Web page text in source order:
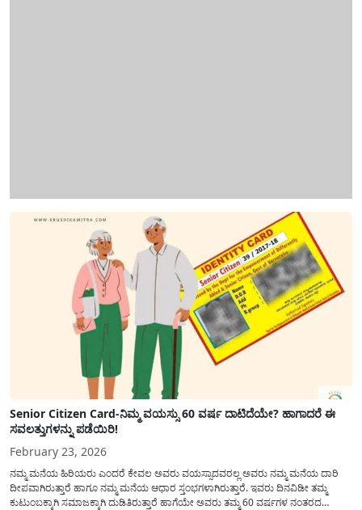
Senior Citizen Card-ನಿಮ್ಮ ವಯಸ್ಸು 60 ವರ್ಷ ದಾಟಿದೆಯೇ? ಹಾಗಾದರೆ ಈ
ಸವಲತ್ತುಗಳನ್ನು ಪಡೆಯಿರಿ!
February 23, 2026
ನಮ್ಮ ಮನೆಯ ಹಿರಿಯರು ಎಂದರೆ ಕೇವಲ ಅವರು ವಯಸ್ಸಾದವರಲ್ಲ ಅವರು ನಮ್ಮ ಮನೆಯ ದಾರಿ
ದೀಪವಾಗಿರುತ್ತಾರೆ ಹಾಗೂ ನಮ್ಮ ಮನೆಯ ಆಧಾರ ಸ್ತಂಭಗಳಾಗಿರುತ್ತಾರೆ. ಇವರು ದಿನವಿಡೀ ತಮ್ಮ
ಕುಟುಂಬಕ್ಕಾಗಿ ಸಮಾಜಕ್ಕಾಗಿ ದುಡಿತಿರುತ್ತಾರೆ ಹಾಗೆಯೇ ಅವರು ತಮ್ಮ 60 ವರ್ಷಗಳ ನಂತರದ